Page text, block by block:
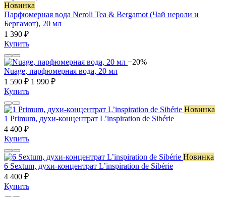
Новинка
Парфюмерная вода Neroli Tea & Bergamot (Чай нероли и
Бергамот), 20 мл
1 390 ₽
Купить
−20%
Nuage, парфюмерная вода, 20 мл
1 590 ₽ 1 990 ₽
Купить
Новинка
1 Primum, духи-концентрат L’inspiration de Sibérie
4 400 ₽
Купить
Новинка
6 Sextum, духи-концентрат L’inspiration de Sibérie
4 400 ₽
Купить